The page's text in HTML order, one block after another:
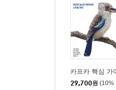
요약 ...... 149
CHAPTER 7 데
데이터 파이프라
카프카 커넥트
카프카 커넥트 ......
카프카 커넥트의
카프카 핵심 가
29,700원 (10%